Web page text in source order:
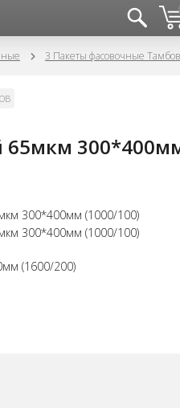
3 Пакеты фасовочные Тамбов
65мкм
(1600/200)